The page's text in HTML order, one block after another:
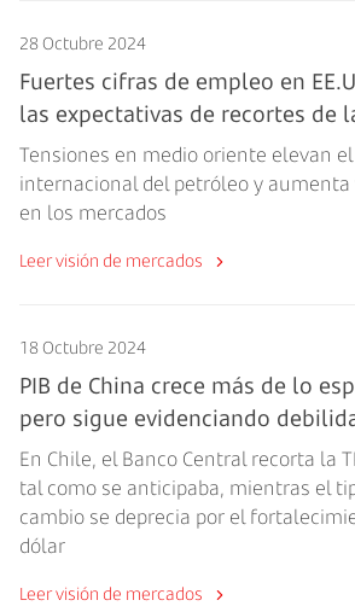
28 Octubre 2024
Fuertes cifras de empleo en
las expectativas de recortes de
Tensiones en medio oriente elevan
internacional del petróleo y
en los mercados
Leer visión de mercados
18 Octubre 2024
PIB de China crece más de lo
pero sigue evidenciando
En Chile, el Banco Central recorta la
tal como se anticipaba, mientras el
cambio se deprecia por el
dólar
Leer visión de mercados